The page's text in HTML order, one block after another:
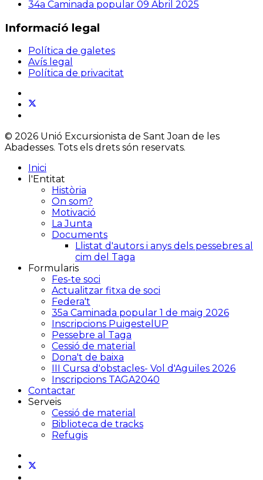
34a Caminada popular 09 Abril 2025
Informació legal
Política de galetes
Avís legal
Política de privacitat
© 2026 Unió Excursionista de Sant Joan de les
Abadesses. Tots els drets són reservats.
Inici
l'Entitat
Història
On som?
Motivació
La Junta
Documents
Llistat d'autors i anys dels pessebres al
cim del Taga
Formularis
Fes-te soci
Actualitzar fitxa de soci
Federa't
35a Caminada popular 1 de maig 2026
Inscripcions PuigestelUP
Pessebre al Taga
Cessió de material
Dona't de baixa
III Cursa d'obstacles- Vol d'Aguiles 2026
Inscripcions TAGA2040
Contactar
Serveis
Cessió de material
Biblioteca de tracks
Refugis